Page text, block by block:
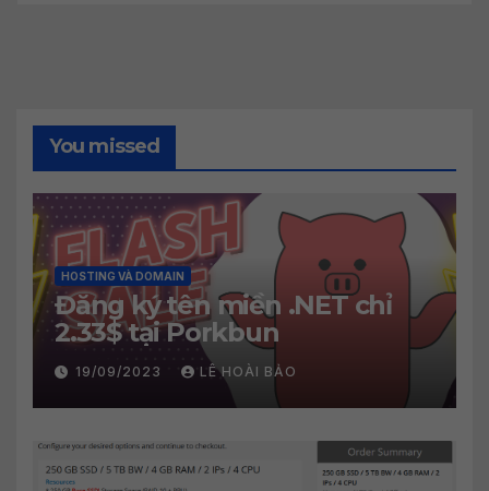
You missed
HOSTING VÀ DOMAIN
Đăng ký tên miền .NET chỉ
2.33$ tại Porkbun
19/09/2023 LÊ HOÀI BẢO